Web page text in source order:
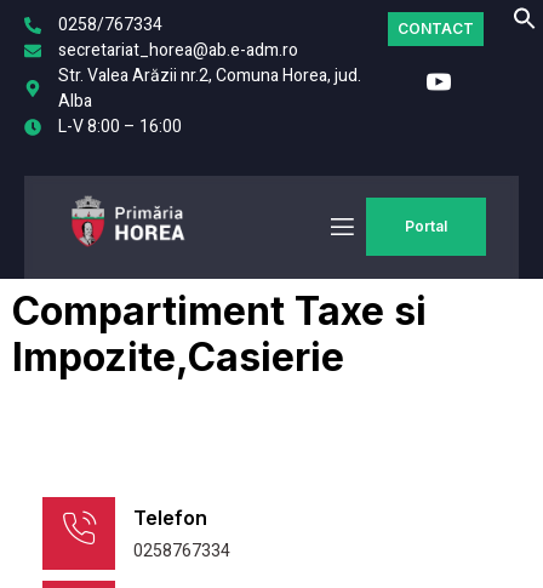
0258/767334
secretariat_horea@ab.e-adm.ro
Str. Valea Arăzii nr.2, Comuna Horea, jud.
Alba
L-V 8:00 – 16:00
CONTACT
Portal
Compartiment Taxe si
Impozite,Casierie
Telefon
0258767334